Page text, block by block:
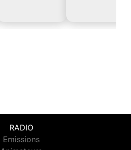
RADIO
Emissions